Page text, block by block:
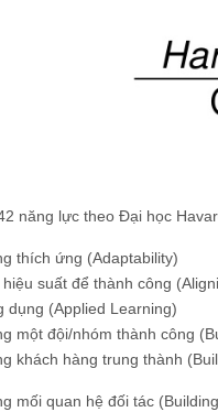
năng lực theo Đại học
thích ứng (Adaptability)
suất để thành công
dụng (Applied Learning)
một đội/nhóm thành công
khách hàng trung thành
mối quan hệ đối tác